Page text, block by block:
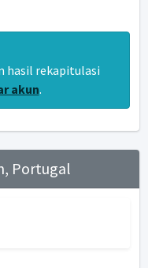
hasil rekapitulasi
akun.
Portugal